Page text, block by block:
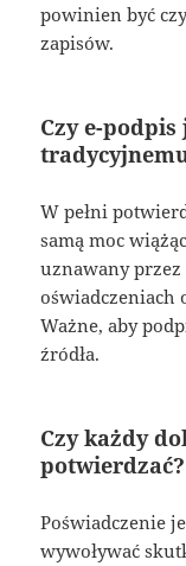
powinien być
zapisów.
Czy e-
W pełni
samą moc
uznawany
oświadczeniach
Ważne, aby
źródła.
Czy każdy
potwierdzać?
Poświadczenie
wywoływać